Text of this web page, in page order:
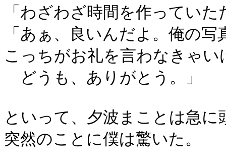
「わざわざ時間を作ってい
「あぁ、良いんだよ。俺の
こっちがお礼を言わなきゃい
どうも、ありがとう。」
といって、夕波まことは急に
突然のことに僕は驚いた。